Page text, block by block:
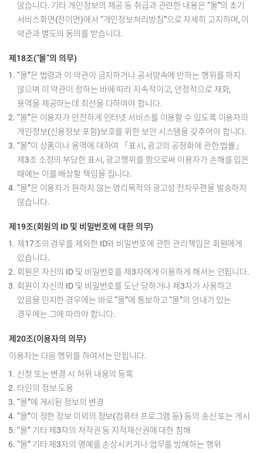
않습니다. 기타 개인정보의 제공 등 취급과 관련한 내용은 “몰”의 초기
서비스화면(전이면)에서 “개인정보처리방침”으로 자세히 고지하며, 이
약관과 별도의 동의를 받습니다.
제18조(“몰“의 의무)
“몰”은 법령과 이 약관이 금지하거나 공서양속에 반하는 행위를 하지
않으며 이 약관이 정하는 바에 따라 지속적이고, 안정적으로 재화,
용역을 제공하는데 최선을 다하여야 합니다.
“몰”은 이용자가 안전하게 인터넷 서비스를 이용할 수 있도록 이용자의
개인정보(신용정보 포함)보호를 위한 보안 시스템을 갖추어야 합니다.
“몰”이 상품이나 용역에 대하여 「표시, 광고의 공정화에 관한 법률」
제3조 소정의 부당한 표시, 광고행위를 함으로써 이용자가 손해를 입은
때에는 이를 배상할 책임을 집니다.
“몰”은 이용자가 원하지 않는 영리목적의 광고성 전자우편을 발송하지
않습니다.
제19조(회원의 ID 및 비밀번호에 대한 의무)
제17조의 경우를 제외한 ID와 비밀번호에 관한 관리책임은 회원에게
있습니다.
회원은 자신의 ID 및 비밀번호를 제3자에게 이용하게 해서는 안됩니다.
회원이 자신의 ID 및 비밀번호를 도난 당하거나 제3자가 사용하고
있음을 인지한 경우에는 바로 “몰”에 통보하고 “몰”의 안내가 있는
경우에는 그에 따라야 합니다.
제20조(이용자의 의무)
이용자는 다음 행위를 하여서는 안됩니다.
신청 또는 변경 시 허위 내용의 등록
타인의 정보 도용
“몰”에 게시된 정보의 변경
“몰”이 정한 정보 이외의 정보(컴퓨터 프로그램 등) 등의 송신 또는 게시
“몰” 기타 제3자의 저작권 등 지적재산권에 대한 침해
“몰” 기타 제3자의 명예를 손상시키거나 업무를 방해하는 행위